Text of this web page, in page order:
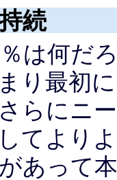
続
は何だ
り最初
らにニ
てより
あって